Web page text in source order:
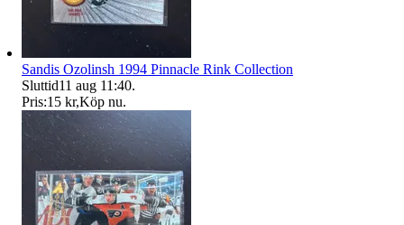
Sandis Ozolinsh 1994 Pinnacle Rink Collection
Sluttid11 aug 11:40.
Pris:15 kr,Köp nu.